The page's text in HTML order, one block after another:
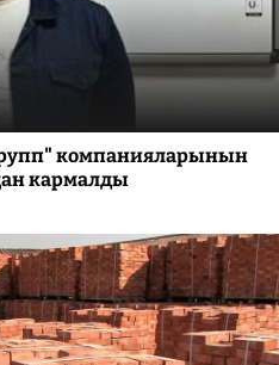
компанияларынын
кармалды